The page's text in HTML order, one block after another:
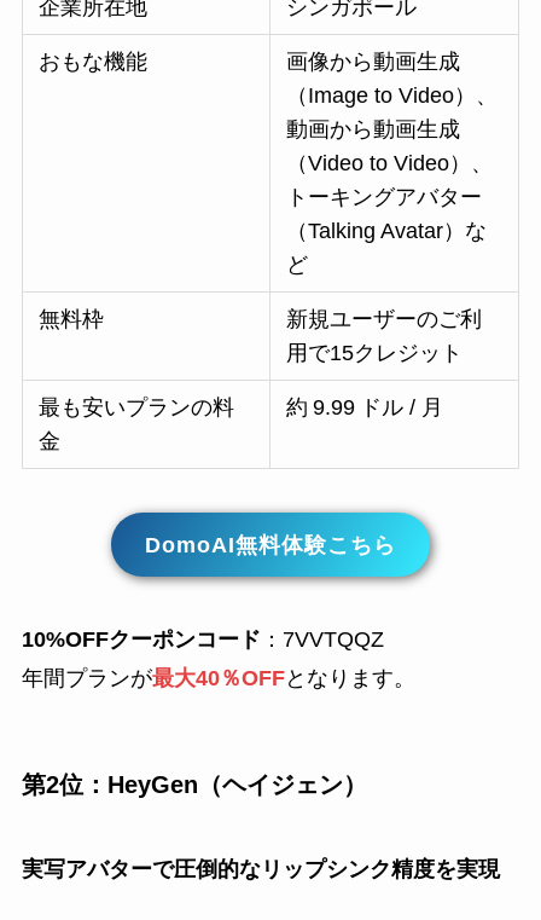
企業所在地 シンガポール
おもな機能
画像から動画生成
（Image to Video）、
動画から動画生成
（Video to Video）、
トーキングアバター
（Talking Avatar）な
ど
無料枠
新規ユーザーのご利
用で15クレジット
最も安いプランの料
金
約 9.99 ドル / 月
DomoAI無料体験こちら
10%OFFクーポンコード ：7VVTQQZ
年間プランが最大40％OFFとなります。
第2位：HeyGen（ヘイジェン）
実写アバターで圧倒的なリップシンク精度を実現